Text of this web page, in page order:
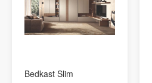
Bedkast Slim